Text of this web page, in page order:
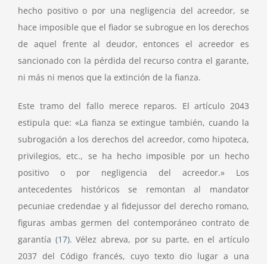
hecho positivo o por una negligencia del acreedor, se
hace imposible que el fiador se subrogue en los derechos
de aquel frente al deudor, entonces el acreedor es
sancionado con la pérdida del recurso contra el garante,
ni más ni menos que la extinción de la fianza.
Este tramo del fallo merece reparos. El artículo 2043
estipula que: «La fianza se extingue también, cuando la
subrogación a los derechos del acreedor, como hipoteca,
privilegios, etc., se ha hecho imposible por un hecho
positivo o por negligencia del acreedor.» Los
antecedentes históricos se remontan al mandator
pecuniae credendae y al fidejussor del derecho romano,
figuras ambas germen del contemporáneo contrato de
garantía (17). Vélez abreva, por su parte, en el artículo
2037 del Código francés, cuyo texto dio lugar a una